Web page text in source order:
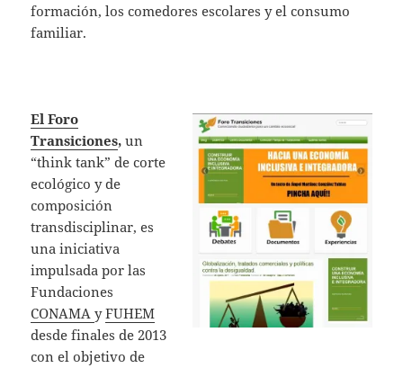
formación, los comedores escolares y el consumo
familiar.
El Foro
Transiciones, un
“think tank” de corte
ecológico y de
composición
transdisciplinar, es
una iniciativa
impulsada por las
Fundaciones
CONAMAyFUHEM
desde finales de 2013
con el objetivo de